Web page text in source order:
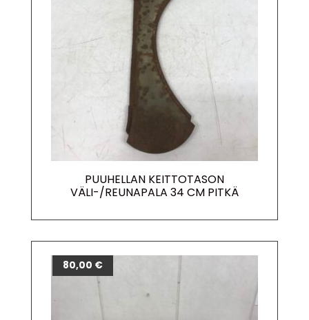
PUUHELLAN KEITTOTASON
VÄLI-/REUNAPALA 34 CM PITKÄ
80,00 €